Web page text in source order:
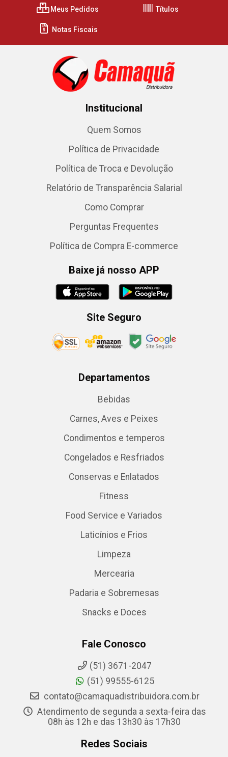
Meus Pedidos Títulos
Notas Fiscais
Institucional
Quem Somos
Política de Privacidade
Política de Troca e Devolução
Relatório de Transparência Salarial
Como Comprar
Perguntas Frequentes
Política de Compra E-commerce
Baixe já nosso APP
Site Seguro
Departamentos
Bebidas
Carnes, Aves e Peixes
Condimentos e temperos
Congelados e Resfriados
Conservas e Enlatados
Fitness
Food Service e Variados
Laticínios e Frios
Limpeza
Mercearia
Padaria e Sobremesas
Snacks e Doces
Fale Conosco
(51) 3671-2047
(51) 99555-6125
contato@camaquadistribuidora.com.br
Atendimento de segunda a sexta-feira das
08h às 12h e das 13h30 às 17h30
Redes Sociais